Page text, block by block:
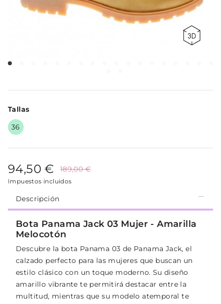
Tallas
36
94,50 € 189,00 €
Impuestos incluidos
Descripción
Bota Panama Jack 03 Mujer - Amarilla
Melocotón
Descubre la bota Panama 03 de Panama Jack, el
calzado perfecto para las mujeres que buscan un
estilo clásico con un toque moderno. Su diseño
amarillo vibrante te permitirá destacar entre la
multitud, mientras que su modelo atemporal te